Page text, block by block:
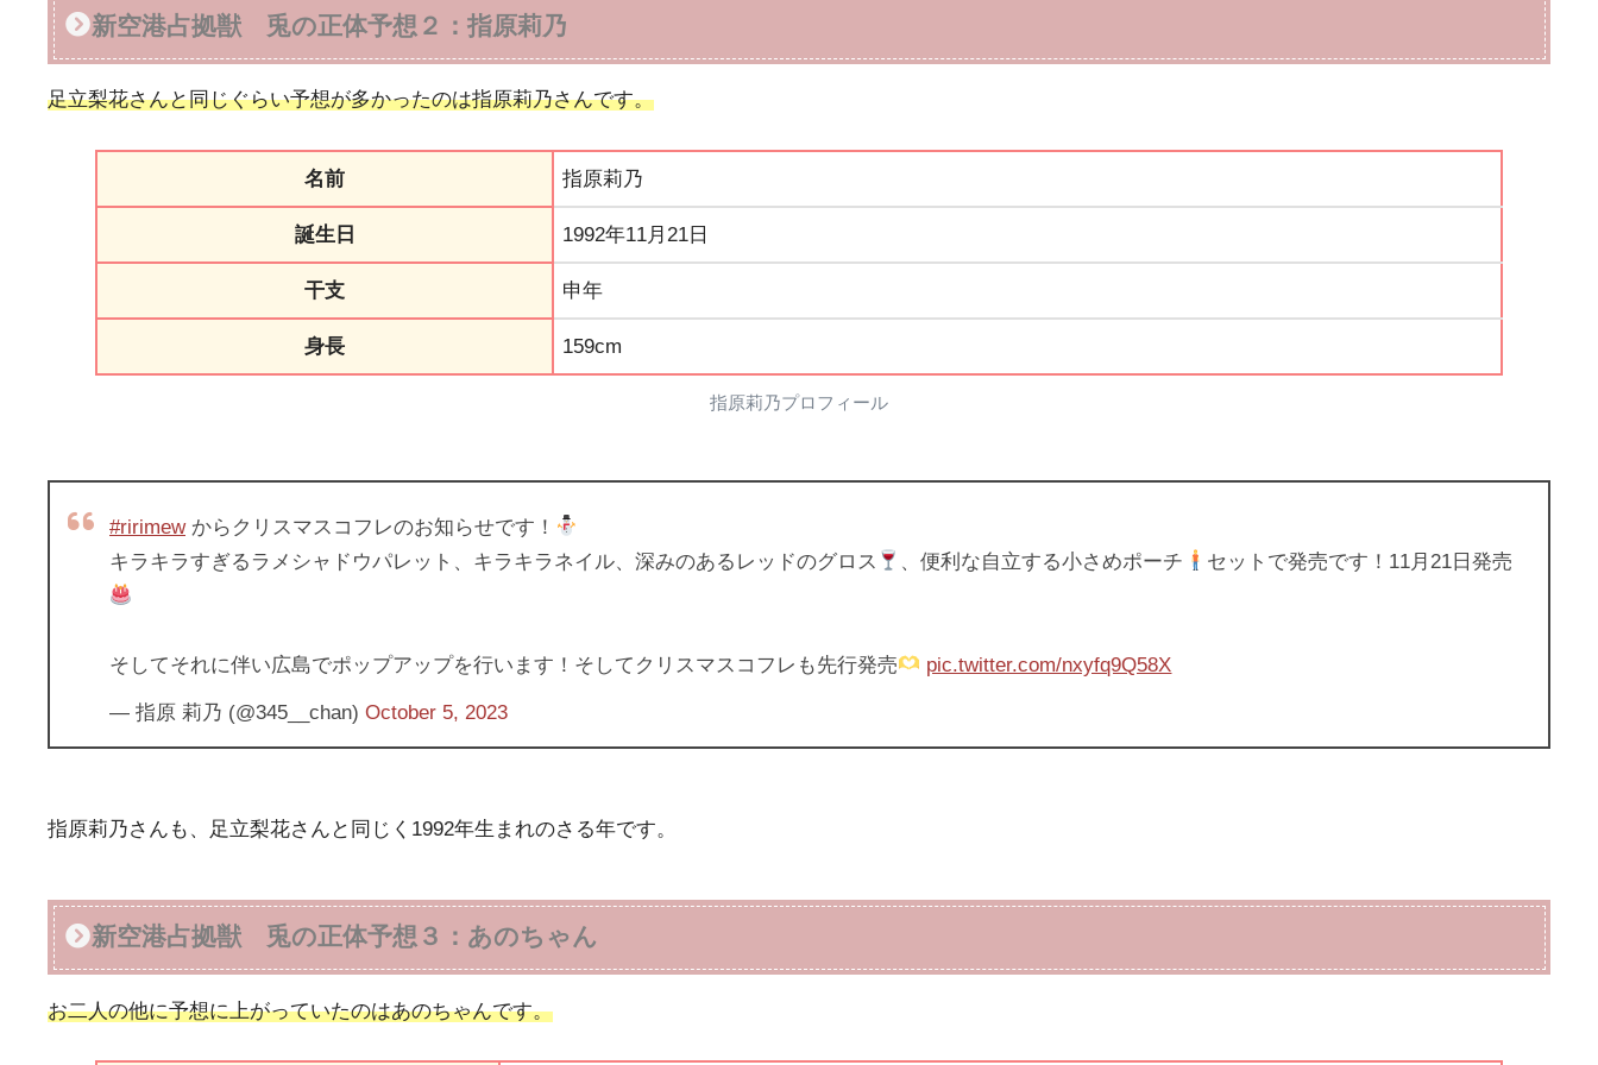
新空港占拠獣 兎の正体予想２：指原莉乃
足立梨花さんと同じぐらい予想が多かったのは指原莉乃さんです。
名前 指原莉乃
誕生日 1992年11月21日
干支 申年
身長 159cm
指原莉乃プロフィール
#ririmewからクリスマスコフレのお知らせです！
キラキラすぎるラメシャドウパレット、キラキラネイル、深みのあるレッドのグロス
、便利な自立する小さめポーチ セットで発売です！11月21日発売
そしてそれに伴い広島でポップアップを行います！そしてクリスマスコフレも先行発売 pic.twitter.com/nxyfq9Q58X
— 指原 莉乃 (@345__chan) October 5, 2023
指原莉乃さんも、足立梨花さんと同じく1992年生まれのさる年です。
新空港占拠獣 兎の正体予想３：あのちゃん
お二人の他に予想に上がっていたのはあのちゃんです。